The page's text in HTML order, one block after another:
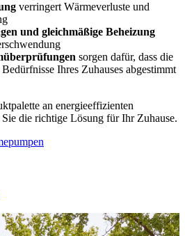
verringert Wärmeverluste und
und gleichmäßige Beheizung
sorgen dafür, dass die
Ihres Zuhauses abgestimmt
an energieeffizienten
die richtige Lösung für Ihr Zuhause.